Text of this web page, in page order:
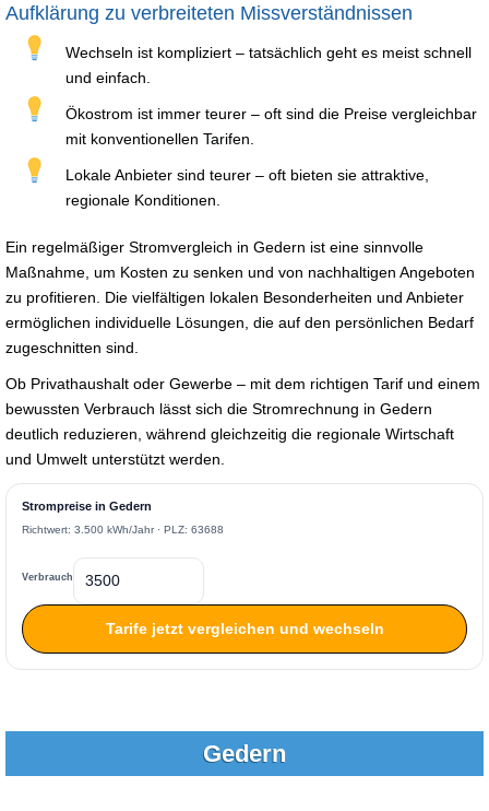
Aufklärung zu verbreiteten Missverständnissen
Wechseln ist kompliziert – tatsächlich geht es meist schnell
und einfach.
Ökostrom ist immer teurer – oft sind die Preise vergleichbar
mit konventionellen Tarifen.
Lokale Anbieter sind teurer – oft bieten sie attraktive,
regionale Konditionen.
Ein regelmäßiger Stromvergleich in Gedern ist eine sinnvolle
Maßnahme, um Kosten zu senken und von nachhaltigen Angeboten
zu profitieren. Die vielfältigen lokalen Besonderheiten und Anbieter
ermöglichen individuelle Lösungen, die auf den persönlichen Bedarf
zugeschnitten sind.
Ob Privathaushalt oder Gewerbe – mit dem richtigen Tarif und einem
bewussten Verbrauch lässt sich die Stromrechnung in Gedern
deutlich reduzieren, während gleichzeitig die regionale Wirtschaft
und Umwelt unterstützt werden.
Strompreise in Gedern
Richtwert: 3.500 kWh/Jahr · PLZ: 63688
Verbrauch
Tarife jetzt vergleichen und wechseln
Gedern